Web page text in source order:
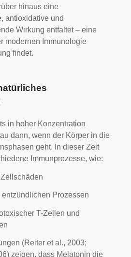
hinaus eine
antioxidative und
Wirkung entfaltet – eine
modernen Immunologie
findet.
in hoher Konzentration
dann, wenn der Körper in die
geht. In dieser Zeit
Immunprozesse, wie:
Prozessen
T-Zellen und
(Reiter et al., 2003;
zeigen, dass Melatonin die